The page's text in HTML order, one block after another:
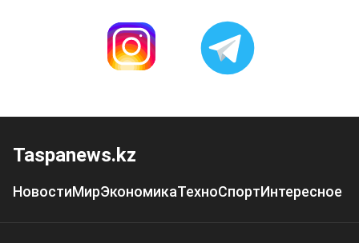
Taspanews.kz
НовостиМирЭкономикаТехноСпортИнтересное